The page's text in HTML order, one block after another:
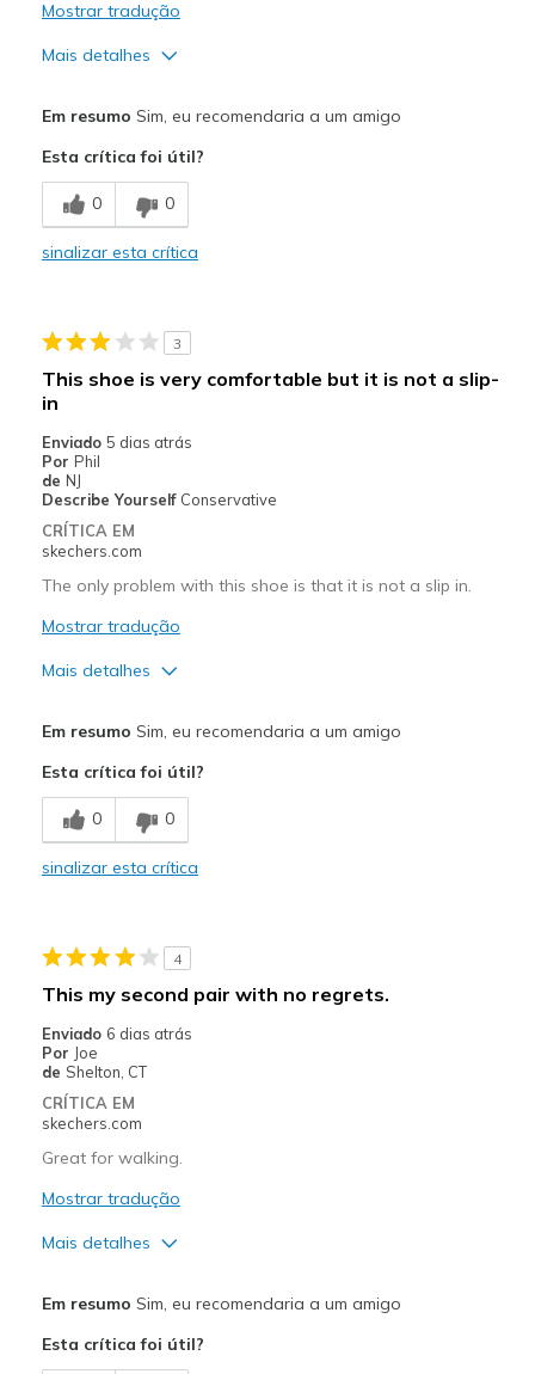
Mostrar tradução
Mais detalhes
Melhores utilizações
Casual Wear
View On Shoes
Shoes are for Wearing
Em resumo Sim, eu recomendaria a um amigo
Esta crítica foi útil?
0 0
sinalizar esta crítica
3
This shoe is very comfortable but it is not a slip-
in
Enviado 5 dias atrás
Por Phil
de NJ
Describe Yourself Conservative
CRÍTICA EM
skechers.com
The only problem with this shoe is that it is not a slip in.
Mostrar tradução
Mais detalhes
Contras
Not a slip in
Feels true to width
Sizing
Feels true to size
View On Shoes
Shoes are for Wearing
Em resumo Sim, eu recomendaria a um amigo
Esta crítica foi útil?
0 0
sinalizar esta crítica
4
This my second pair with no regrets.
Enviado 6 dias atrás
Por Joe
de Shelton, CT
CRÍTICA EM
skechers.com
Great for walking.
Mostrar tradução
Mais detalhes
Durable
Em resumo Sim, eu recomendaria a um amigo
Esta crítica foi útil?